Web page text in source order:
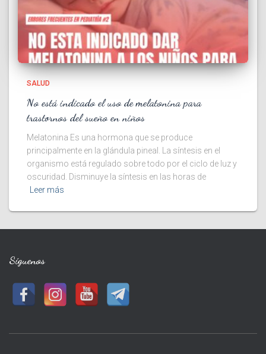
SALUD
No está indicado el uso de melatonina para
trastornos del sueño en niños
Melatonina Es una hormona que se produce
principalmente en la glándula pineal. La síntesis en el
organismo está regulado sobre todo por el ciclo de luz y
oscuridad. Disminuye la síntesis en las horas de
Leer más
Síguenos